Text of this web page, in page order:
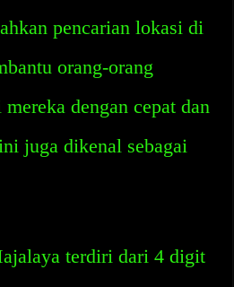
pencarian lokasi di
orang-orang
dengan cepat dan
juga dikenal sebagai
terdiri dari 4 digit